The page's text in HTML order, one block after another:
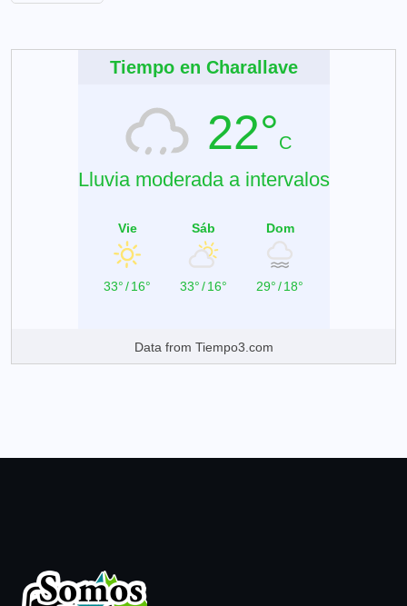
Tiempo en Charallave
22°C
Lluvia moderada a intervalos
Vie
33°/16°
Sáb
33°/16°
Dom
29°/18°
Data from Tiempo3.com